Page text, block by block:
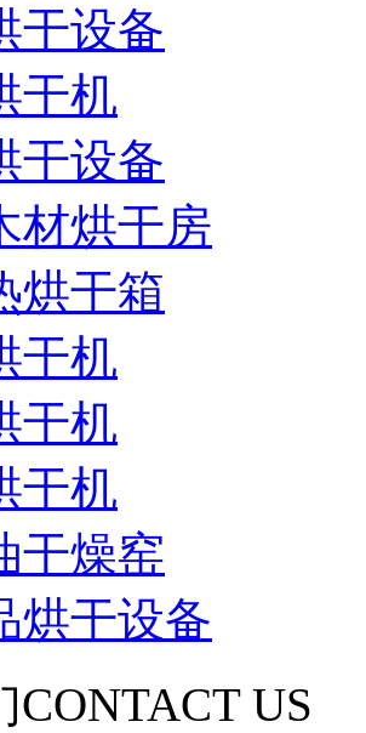
干设备
干机
干设备
材烘干房
烘干箱
干机
干机
干机
干燥窑
烘干设备
CONTACT US